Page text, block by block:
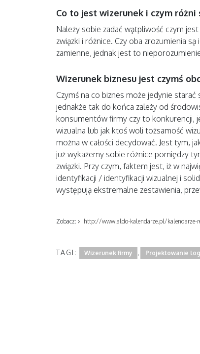
Co to jest wizerunek i czym różni
Należy sobie zadać wątpliwość czym
związki i różnice. Czy oba zrozumienia
zamienne, jednak jest to
Wizerunek biznesu jest czymś
Czymś na co biznes może jedynie
jednakże tak do końca zależy od
konsumentów firmy czy to konkurencji,
wizualna lub jak ktoś woli tożsamość
można w całości decydować. Jest tym,
już wykażemy sobie różnice pomiędzy
związki. Przy czym, faktem jest, iż w
identyfikacji / identyfikacji wizualnej i
występują ekstremalne zestawienia,
Zobacz: http://www.aldo-kalendarze.pl/kalendarze-
TAGI: Wizerunek firmy , Projektowanie